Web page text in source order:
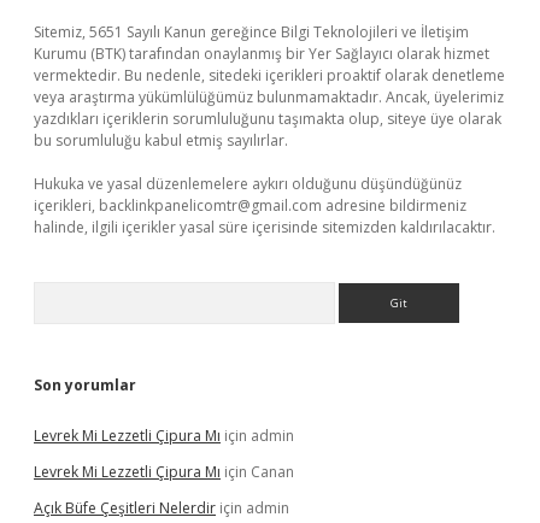
Sitemiz, 5651 Sayılı Kanun gereğince Bilgi Teknolojileri ve İletişim
Kurumu (BTK) tarafından onaylanmış bir Yer Sağlayıcı olarak hizmet
vermektedir. Bu nedenle, sitedeki içerikleri proaktif olarak denetleme
veya araştırma yükümlülüğümüz bulunmamaktadır. Ancak, üyelerimiz
yazdıkları içeriklerin sorumluluğunu taşımakta olup, siteye üye olarak
bu sorumluluğu kabul etmiş sayılırlar.
Hukuka ve yasal düzenlemelere aykırı olduğunu düşündüğünüz
içerikleri, backlinkpanelicomtr@gmail.com adresine bildirmeniz
halinde, ilgili içerikler yasal süre içerisinde sitemizden kaldırılacaktır.
Son yorumlar
Levrek Mi Lezzetli Çipura Mı için admin
Levrek Mi Lezzetli Çipura Mı için Canan
Açık Büfe Çeşitleri Nelerdir için admin